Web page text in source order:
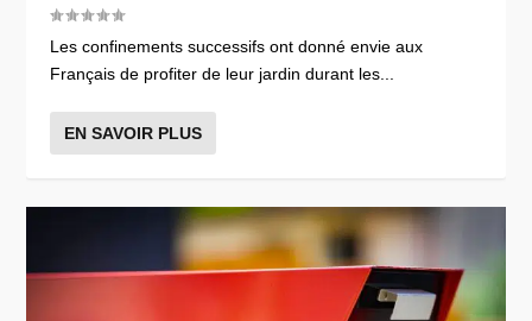
Les confinements successifs ont donné envie aux
Français de profiter de leur jardin durant les...
EN SAVOIR PLUS